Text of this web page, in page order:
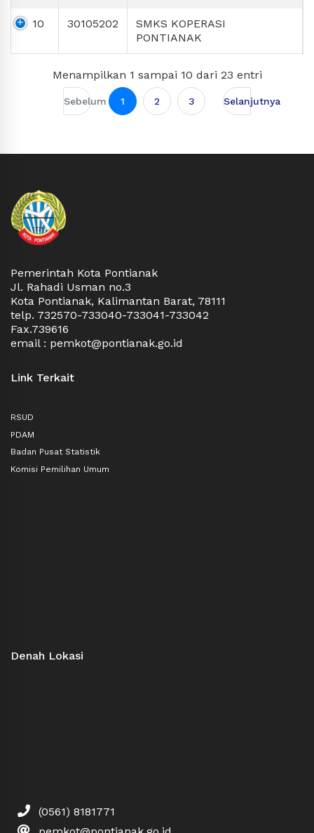
10 30105202
SMKS KOPERASI
PONTIANAK
Menampilkan 1 sampai 10 dari 23 entri
Sebelum 1 2 3 Selanjutnya
Pemerintah Kota Pontianak
Jl. Rahadi Usman no.3
Kota Pontianak, Kalimantan Barat, 78111
telp. 732570-733040-733041-733042
Fax.739616
email : pemkot@pontianak.go.id
Link Terkait
RSUD
PDAM
Badan Pusat Statistik
Komisi Pemilihan Umum
Denah Lokasi
(0561) 8181771